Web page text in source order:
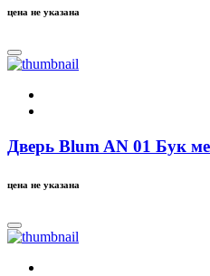
цена не указана
Дверь Blum AN 01 Бук
цена не указана